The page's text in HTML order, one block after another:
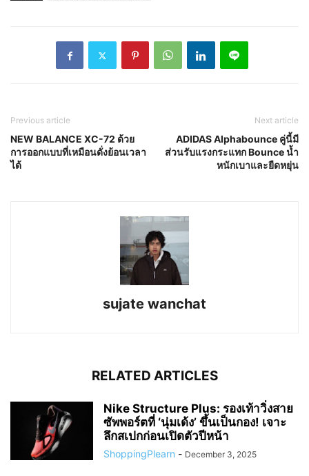
Previous article
NEW BALANCE XC-72 ด้วย
การออกแบบที่เหมือนดั่งย้อนเวลา
ได้
Next article
ADIDAS Alphabounce คู่นี้มี
ส่วนรับแรงกระแทก Bounce น้ำ
หนักเบาและยืดหยุ่น
sujate wanchat
RELATED ARTICLES
Nike Structure Plus: รองเท้าวิ่งสาย
ซัพพอร์ตที่ ‘นุ่มเด้ง’ ขึ้นเป็นกอง! เจาะ
ลึกสเปกก่อนเปิดตัวปีหน้า
ShoppingPlearn - December 3, 2025